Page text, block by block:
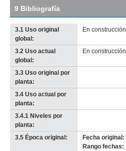
Imagen del tramo:
Cerrito (Ce 2)
Descarga tamaño completo
Anterior Pausa Siguiente
9 Bibliografía
3.1 Uso original
global:
En construcción
3.2 Uso actual
global:
En construcción
3.3 Uso original por
planta:
3.4 Uso actual por
planta:
3.4.1 Niveles por
planta:
3.5 Época original:
Fecha original:
Rango fechas: